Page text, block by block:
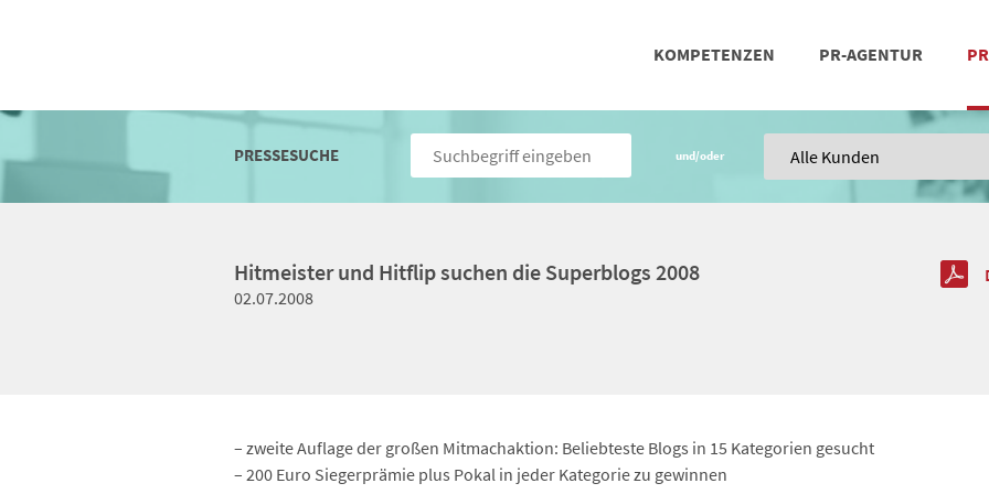
KOMPETENZEN PR-AGENTUR
PRESSESUCHE und/oder
Hitmeister und Hitflip suchen die Superblogs 2008
02.07.2008
– zweite Auflage der großen Mitmachaktion: Beliebteste Blogs in 15 Kategorien gesucht
– 200 Euro Siegerprämie plus Pokal in jeder Kategorie zu gewinnen